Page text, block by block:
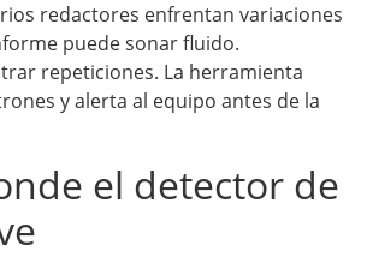
redactores enfrentan variaciones
puede sonar fluido.
repeticiones. La herramienta
y alerta al equipo antes de la
el detector de